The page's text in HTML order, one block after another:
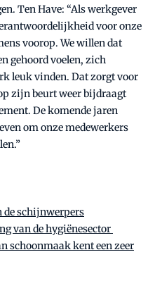
Ten Have: “Als werkgever
voor onze
voorop. We willen dat
gehoord voelen, zich
leuk vinden. Dat zorgt voor
zijn beurt weer bijdraagt
De komende jaren
om onze medewerkers
de schijnwerpers
van de hygiënesector
schoonmaak kent een zeer